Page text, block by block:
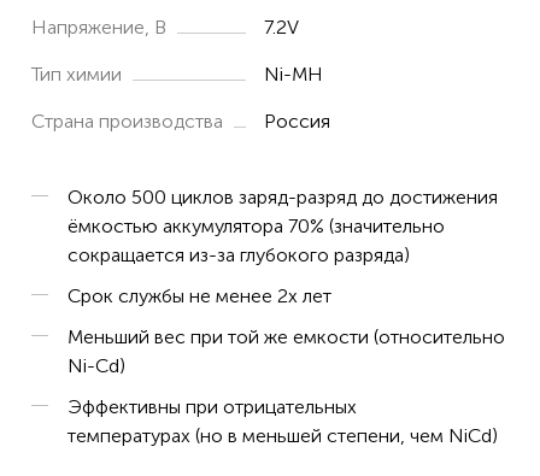
Напряжение, В 7.2V
Тип химии Ni-MH
Страна производства Россия
Около 500 циклов заряд-разряд до достижения
ёмкостью аккумулятора 70% (значительно
сокращается из-за глубокого разряда)
Срок службы не менее 2х лет
Меньший вес при той же емкости (относительно
Ni-Cd)
Эффективны при отрицательных
температурах (но в меньшей степени, чем NiCd)